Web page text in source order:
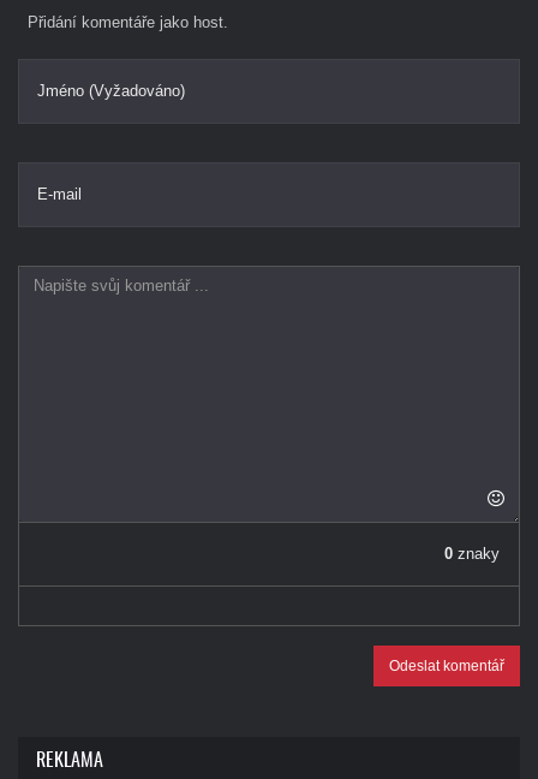
Přidání komentáře jako host.
Jméno (Vyžadováno)
E-mail
0 znaky
Odeslat komentář
REKLAMA